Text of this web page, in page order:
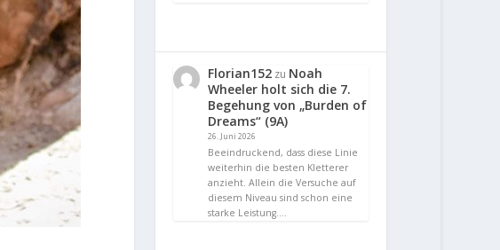
Florian152 zu Noah
Wheeler holt sich die 7.
Begehung von „Burden of
Dreams“ (9A)
26. Juni 2026
Beeindruckend, dass diese Linie
weiterhin die besten Kletterer
anzieht. Allein die Versuche auf
diesem Niveau sind schon eine
starke Leistung.…